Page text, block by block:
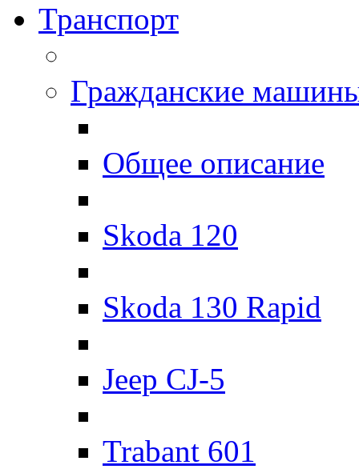
Транспорт
Гражданские
Общее описание
Skoda 120
Skoda 130 Rapid
Jeep CJ-5
Trabant 601